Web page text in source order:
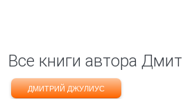
Все книги автора
ДМИТРИЙ ДЖУЛИУС